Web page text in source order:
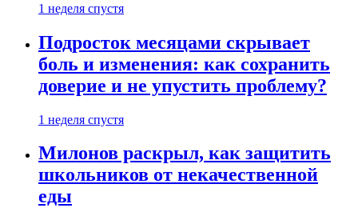
1 неделя спустя
Подросток месяцами скрывает
боль и изменения: как сохранить
доверие и не упустить проблему?
1 неделя спустя
Милонов раскрыл, как защитить
школьников от некачественной
еды